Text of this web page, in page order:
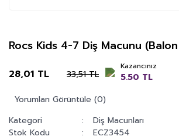
Rocs Kids 4-7 Diş Macunu (Balon
28,01 TL 33,51 TL
Kazancınız
5.50 TL
Yorumları Görüntüle (0)
Kategori
Diş Macunları
Stok Kodu
ECZ3454